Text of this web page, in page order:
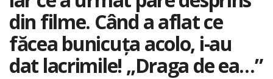
din filme. Când a aflat ce
făcea bunicuța acolo, i-au
dat lacrimile! „Draga de ea…”